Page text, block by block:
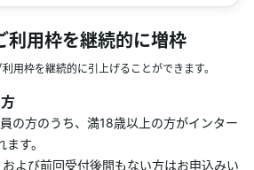
利用枠を継続的に増枠
用枠を継続的に引上げることができます。
の方のうち、満18歳以上の方がインター
ます。
よび前回受付後間もない方はお申込みい